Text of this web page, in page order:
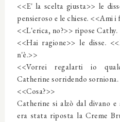
<<E' la scelta giusta>> le
pensieroso e le chiese. <<Ami
<<L'erica, no?>> ripose Cathy.
<<Hai ragione>> le disse.
n'è.>>
<<Vorrei regalarti io
Catherine sorridendo sorniona.
<<Cosa?>>
Catherine si alzò dal divano
era stata riposta la Creme